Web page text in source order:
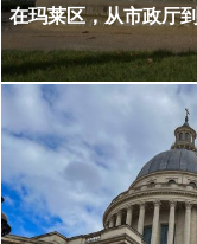
在玛莱区，从市政厅